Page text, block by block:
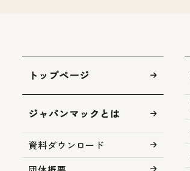
トップページ
ジャパンマックとは
資料ダウンロード